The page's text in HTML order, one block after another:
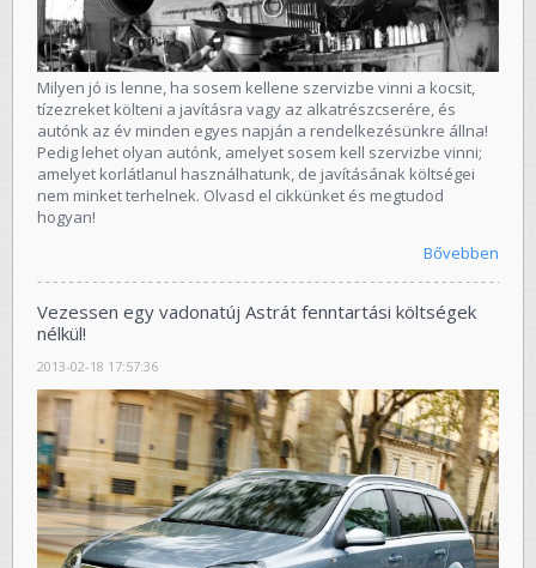
Milyen jó is lenne, ha sosem kellene szervizbe vinni a kocsit,
tízezreket költeni a javításra vagy az alkatrészcserére, és
autónk az év minden egyes napján a rendelkezésünkre állna!
Pedig lehet olyan autónk, amelyet sosem kell szervizbe vinni;
amelyet korlátlanul használhatunk, de javításának költségei
nem minket terhelnek. Olvasd el cikkünket és megtudod
hogyan!
Bővebben
Vezessen egy vadonatúj Astrát fenntartási költségek
nélkül!
2013-02-18 17:57:36